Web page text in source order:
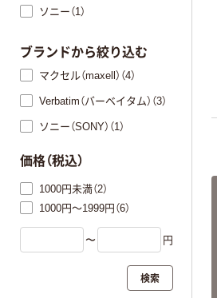
ソニー（1）
ブランドから絞り込む
マクセル（maxell）（4）
Verbatim（バーベイタム）（3）
ソニー（SONY）（1）
価格（税込）
1000円未満（2）
1000円～1999円（6）
〜 円
検索